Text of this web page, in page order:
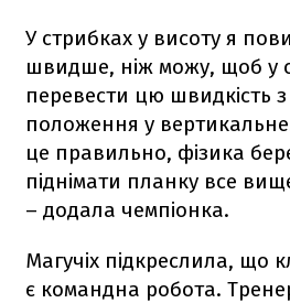
У стрибках у висоту я
швидше, ніж можу, щоб у
перевести цю швидкість
положення у
це правильно, фізика
піднімати планку все
– додала чемпіонка.
Магучіх підкреслила, що
є командна робота.